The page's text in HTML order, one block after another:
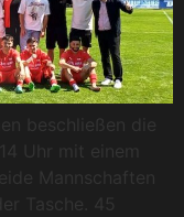
beschließen die
Uhr mit einem
Mannschaften
Tasche. 45